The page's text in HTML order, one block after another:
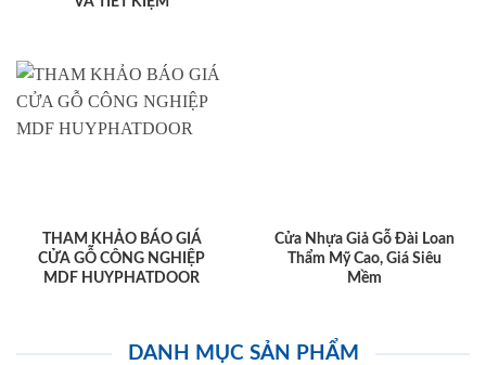
THAM KHẢO BÁO GIÁ
CỬA GỖ CÔNG NGHIỆP
MDF HUYPHATDOOR
Cửa Nhựa Giả Gỗ Đài Loan
Thẩm Mỹ Cao, Giá Siêu
Mềm
DANH MỤC SẢN PHẨM